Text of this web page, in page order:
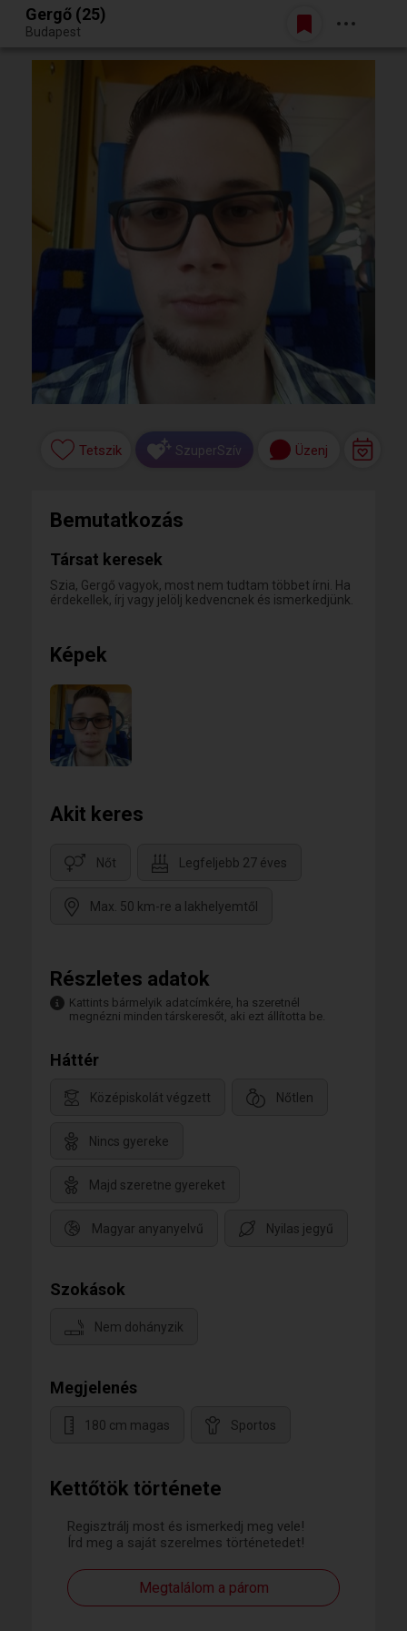
Egy jó randiból bármi lehet.
Belépés
Gergő (25)
Budapest
Kettőtök története
Regisztrálj most és ismerkedj meg vele!
Írd meg a saját szerelmes történetedet!
Megtalálom a párom
Tetszik SzuperSzív Üzenj
Bemutatkozás
Társat keresek
Szia, Gergő vagyok, most nem tudtam többet írni. Ha
érdekellek, írj vagy jelölj kedvencnek és ismerkedjünk.
Képek
Akit keres
Nőt Legfeljebb 27 éves
Max. 50 km-re a lakhelyemtől
Részletes adatok
Kattints bármelyik adatcímkére, ha szeretnél
megnézni minden társkeresőt, aki ezt állította be.
Háttér
Középiskolát végzett Nőtlen
Nincs gyereke
Majd szeretne gyereket
Magyar anyanyelvű Nyilas jegyű
Szokások
Nem dohányzik
Megjelenés
180 cm magas Sportos